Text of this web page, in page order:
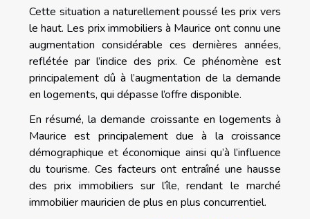
Cette situation a naturellement poussé les prix vers
le haut. Les prix immobiliers à Maurice ont connu une
augmentation considérable ces dernières années,
reflétée par l’indice des prix. Ce phénomène est
principalement dû à l’augmentation de la demande
en logements, qui dépasse l’offre disponible.
En résumé, la demande croissante en logements à
Maurice est principalement due à la croissance
démographique et économique ainsi qu’à l’influence
du tourisme. Ces facteurs ont entraîné une hausse
des prix immobiliers sur l’île, rendant le marché
immobilier mauricien de plus en plus concurrentiel.